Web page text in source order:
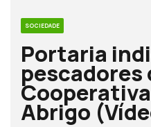
SOCIEDADE
Portaria
pescadores
Abrigo